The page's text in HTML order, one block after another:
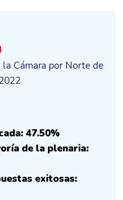
Cámara por Norte de
47.50%
de la plenaria:
exitosas: